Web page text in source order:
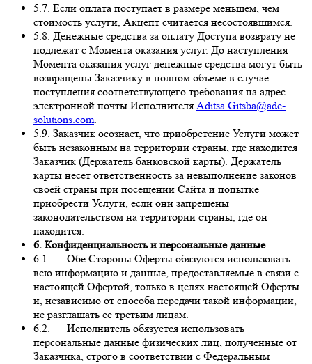
5.7. Если оплата поступает в размере меньшем, чем
стоимость услуги, Акцепт считается несостоявшимся.
5.8. Денежные средства за оплату Доступа возврату не
подлежат с Момента оказания услуг. До наступления
Момента оказания услуг денежные средства могут быть
возвращены Заказчику в полном объеме в случае
поступления соответствующего требования на адрес
электронной почты Исполнителя Aditsa.Gitsba@ade-
solutions.com.
5.9. Заказчик осознает, что приобретение Услуги может
быть незаконным на территории страны, где находится
Заказчик (Держатель банковской карты). Держатель
карты несет ответственность за невыполнение законов
своей страны при посещении Сайта и попытке
приобрести Услуги, если они запрещены
законодательством на территории страны, где он
находится.
6. Конфиденциальность и персональные данные
6.1. Обе Стороны Оферты обязуются использовать
всю информацию и данные, предоставляемые в связи с
настоящей Офертой, только в целях настоящей Оферты
и, независимо от способа передачи такой информации,
не разглашать ее третьим лицам.
6.2. Исполнитель обязуется использовать
персональные данные физических лиц, полученные от
Заказчика, строго в соответствии с Федеральным